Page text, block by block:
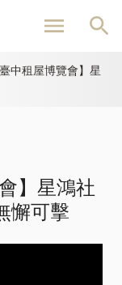
中租屋博覽會​​】星
】星鴻社
懈可擊